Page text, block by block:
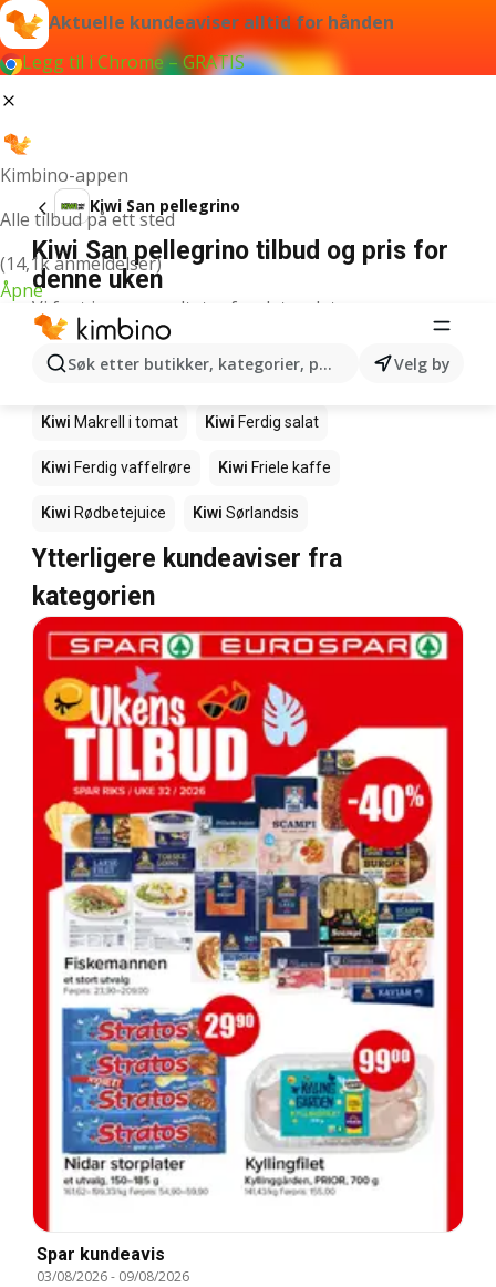
Aktuelle kundeaviser alltid for hånden
Legg til i Chrome – GRATIS
Kimbino-appen
Alle tilbud på ett sted
(14,1k anmeldelser)
Åpne
Søk etter butikker, kategorier, produkter...Velg by
Kiwi San pellegrino
Kiwi San pellegrino tilbud og pris for
denne uken
Vi fant ingen resultater for det ordet.
Andre produkter i butikkene Kiwi
Kiwi Fårikålkjøtt
Kiwi Makrell i tomat Kiwi Ferdig salat
Kiwi Ferdig vaffelrøre Kiwi Friele kaffe
Kiwi Rødbetejuice Kiwi Sørlandsis
Ytterligere kundeaviser fra
kategorien
Spar kundeavis
03/08/2026- 09/08/2026